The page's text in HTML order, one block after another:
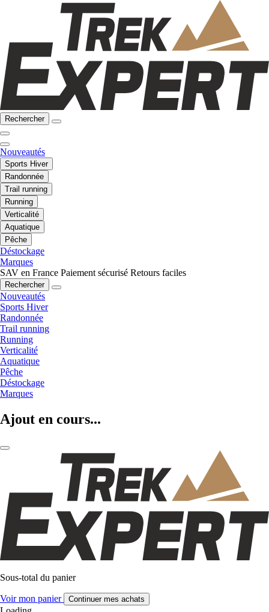
Rechercher
Nouveautés
Sports Hiver
Randonnée
Trail running
Running
Verticalité
Aquatique
Pêche
Déstockage
Marques
SAV en France Paiement sécurisé Retours faciles
Rechercher
Nouveautés
Sports Hiver
Randonnée
Trail running
Running
Verticalité
Aquatique
Pêche
Déstockage
Marques
Ajout en cours...
Sous-total du panier
Voir mon panier Continuer mes achats